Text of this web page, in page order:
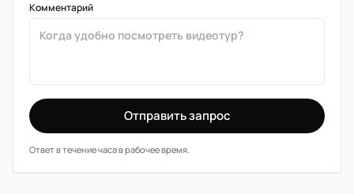
Комментарий
Отправить запрос
Ответ в течение часа в рабочее время.